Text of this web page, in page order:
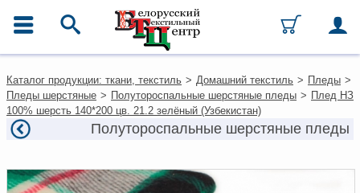
Каталог
Ткани
Домашний текстиль
Одежда
Текстиль для ресторанов и
гостиниц
Каталог продукции: ткани, текстиль > Домашний текстиль > Пледы >
Пледы шерстяные > Полутороспальные шерстяные пледы > Плед НЗ
100% шерсть 140*200 цв. 21.2 зелёный (Узбекистан)
Полутороспальные шерстяные пледы